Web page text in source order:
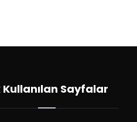
Kullanılan Sayfalar